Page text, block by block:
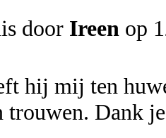
door Ireen op
hij mij ten
trouwen. Dank